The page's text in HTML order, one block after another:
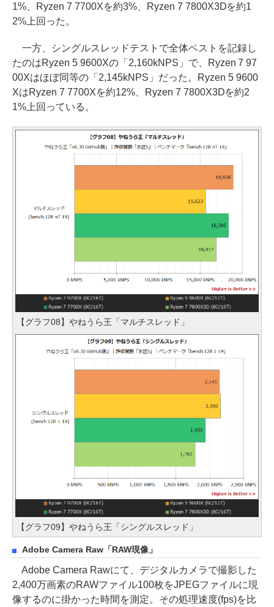
1%、Ryzen 7 7700Xを約3%、Ryzen 7 7800X3Dを約1
2%上回った。
一方、シングルスレッドテストで全体ベストを記録し
たのはRyzen 5 9600Xの「2,160kNPS」で、Ryzen 7 97
00Xはほぼ同等の「2,145kNPS」だった。Ryzen 5 9600
XはRyzen 7 7700Xを約12%、Ryzen 7 7800X3Dを約2
1%上回っている。
【グラフ08】やねうら王「マルチスレッド」
【グラフ09】やねうら王「シングルスレッド」
Adobe Camera Raw「RAW現像」
Adobe Camera Rawにて、デジタルカメラで撮影した
2,400万画素のRAWファイル100枚をJPEGファイルに現
像するのに掛かった時間を測定。その処理速度(fps)を比